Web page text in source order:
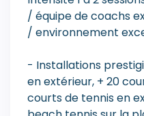
/ équipe de coachs
/ environnement
- Installations
en extérieur, + 20
courts de tennis en